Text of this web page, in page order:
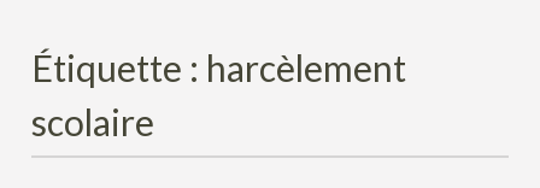
Étiquette : harcèlement
scolaire